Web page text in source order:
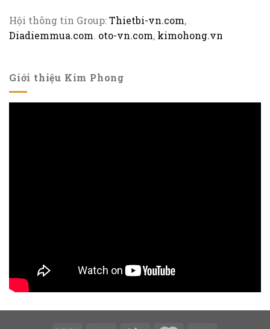
Hội thông tin Group:Thietbi-vn.com,
Diadiemmua.com. oto-vn.com, kimohong.vn
Giới thiệu Kim Phong